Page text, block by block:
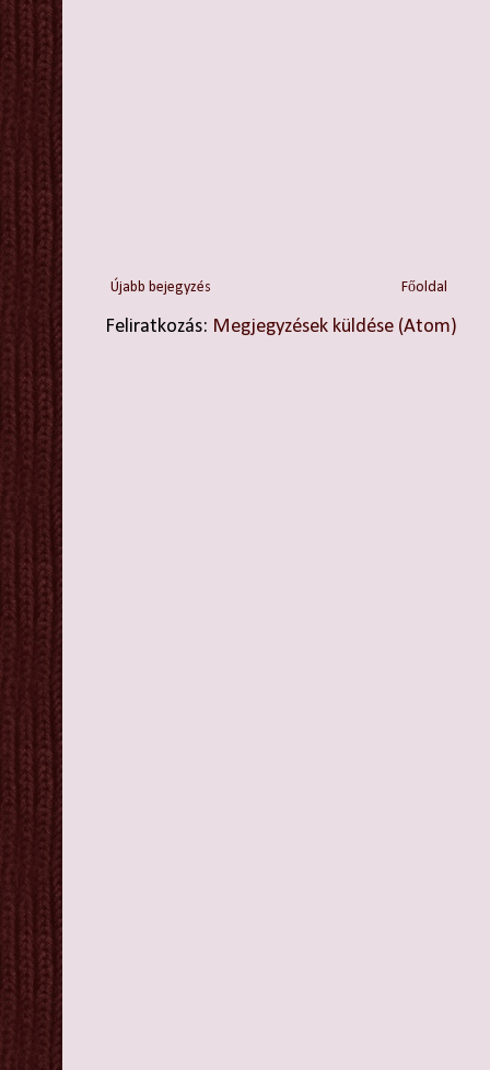
Újabb bejegyzés Főoldal
Feliratkozás: Megjegyzések küldése (Atom)